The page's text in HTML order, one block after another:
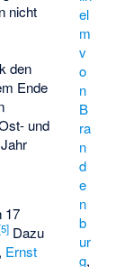
el
m
v
o
n
B
ra
n
d
e
n
b
ur
g,
nicht
den
Ende
und
17
5] Dazu
Ernst